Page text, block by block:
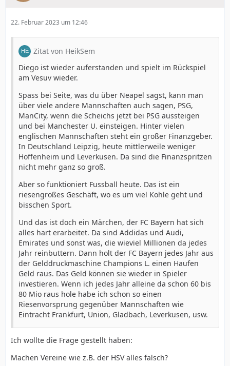
22. Februar 2023 um 12:46
Zitat von HeikSem
Diego ist wieder auferstanden und spielt im Rückspiel
am Vesuv wieder.
Spass bei Seite, was du über Neapel sagst, kann man
über viele andere Mannschaften auch sagen, PSG,
ManCity, wenn die Scheichs jetzt bei PSG aussteigen
und bei Manchester U. einsteigen. Hinter vielen
englischen Mannschaften steht ein großer Finanzgeber.
In Deutschland Leipzig, heute mittlerweile weniger
Hoffenheim und Leverkusen. Da sind die Finanzspritzen
nicht mehr ganz so groß.
Aber so funktioniert Fussball heute. Das ist ein
riesengroßes Geschäft, wo es um viel Kohle geht und
bisschen Sport.
Und das ist doch ein Märchen, der FC Bayern hat sich
alles hart erarbeitet. Da sind Addidas und Audi,
Emirates und sonst was, die wieviel Millionen da jedes
Jahr reinbuttern. Dann holt der FC Bayern jedes Jahr aus
der Gelddruckmaschine Champions L. einen Haufen
Geld raus. Das Geld können sie wieder in Spieler
investieren. Wenn ich jedes Jahr alleine da schon 60 bis
80 Mio raus hole habe ich schon so einen
Riesenvorsprung gegenüber Mannschaften wie
Eintracht Frankfurt, Union, Gladbach, Leverkusen, usw.
Ich wollte die Frage gestellt haben:
Machen Vereine wie z.B. der HSV alles falsch?